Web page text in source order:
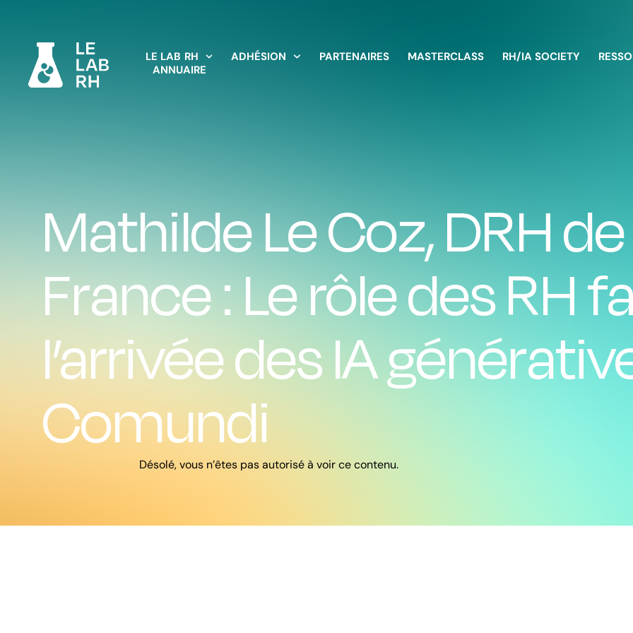
LE LAB RH ADHÉSION PARTENAIRES MASTERCLASS RH/IA SOCIETY
ANNUAIRE
Mathilde Le Coz, DRH
France : Le rôle des RH
l’arrivée des IA
Comundi
Désolé, vous n’êtes pas autorisé à voir ce contenu.